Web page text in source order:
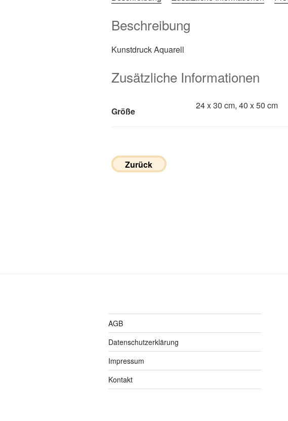
Beschreibung
Kunstdruck Aquarell
Zusätzliche Informationen
Größe
24 x 30 cm, 40 x 50 cm
Zurück
AGB
Datenschutzerklärung
Impressum
Kontakt